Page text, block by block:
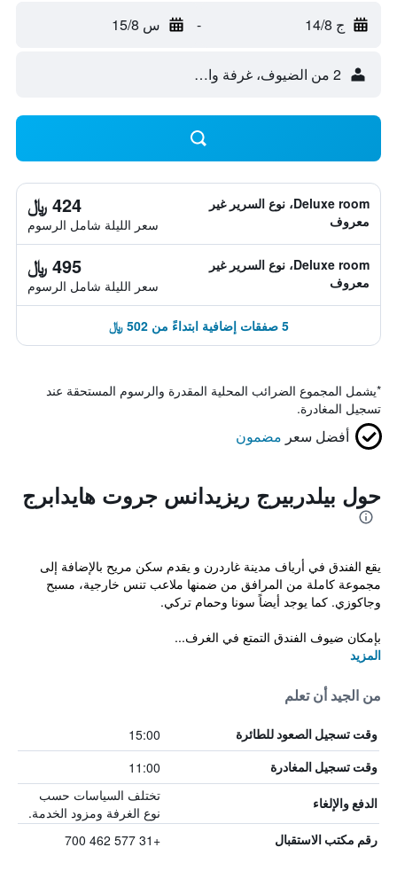
ج 14/8 - س 15/8
2 من الضيوف، غرفة واحدة
Deluxe room، نوع السرير غير
معروف
424 ﷼
سعر الليلة شامل الرسوم
Deluxe room، نوع السرير غير
معروف
495 ﷼
سعر الليلة شامل الرسوم
5 صفقات إضافية ابتداءً من 502 ﷼
*يشمل المجموع الضرائب المحلية المقدرة والرسوم المستحقة عند
تسجيل المغادرة.
أفضل سعر مضمون
حول بيلدربيرج ريزيدانس جروت هايدابرج
يقع الفندق في أرياف مدينة غاردرن و يقدم سكن مريح بالإضافة إلى
مجموعة كاملة من المرافق من ضمنها ملاعب تنس خارجية، مسبح
وجاكوزي. كما يوجد أيضاً سونا وحمام تركي.
بإمكان ضيوف الفندق التمتع في الغرف...
المزيد
من الجيد أن تعلم
وقت تسجيل الصعود للطائرة 15:00
وقت تسجيل المغادرة 11:00
الدفع والإلغاء
تختلف السياسات حسب
نوع الغرفة ومزود الخدمة.
رقم مكتب الاستقبال +31 577 462 700